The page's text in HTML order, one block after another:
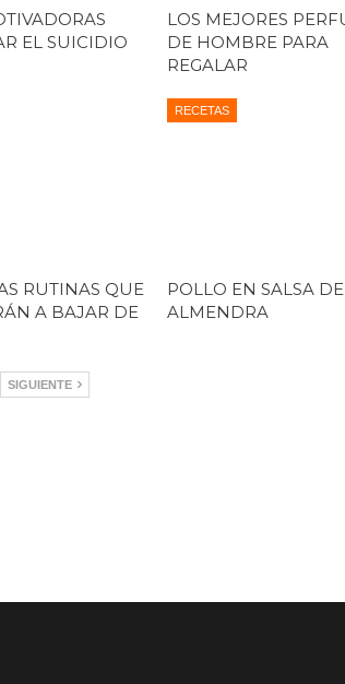
EL SUICIDIO
LOS MEJORES
DE HOMBRE PARA
REGALAR
RUTINAS QUE
A BAJAR DE
RECETAS
POLLO EN SALSA DE
ALMENDRA
SIGUIENTE